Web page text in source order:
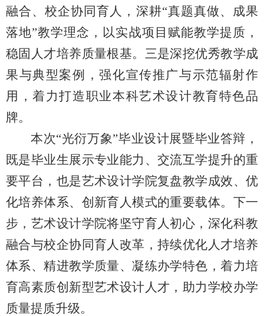
融合、校企协同育人，深耕“真题真做、成果
落地”教学理念，以实战项目赋能教学提质，
稳固人才培养质量根基。三是深挖优秀教学成
果与典型案例，强化宣传推广与示范辐射作
用，着力打造职业本科艺术设计教育特色品
牌。
本次“光衍万象”毕业设计展暨毕业答辩，
既是毕业生展示专业能力、交流互学提升的重
要平台，也是艺术设计学院复盘教学成效、优
化培养体系、创新育人模式的重要载体。下一
步，艺术设计学院将坚守育人初心，深化科教
融合与校企协同育人改革，持续优化人才培养
体系、精进教学质量、凝练办学特色，着力培
育高素质创新型艺术设计人才，助力学校办学
质量提质升级。